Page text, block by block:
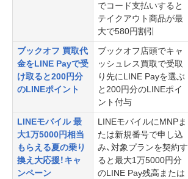
でコード支払いすると
テイクアウト商品が最
大で580円割引
ブックオフ 買取代
金をLINE Payで受
け取ると200円分
のLINEポイント
ブックオフ店頭でキャ
ッシュレス買取で受取
り先にLINE Payを選ぶ
と200円分のLINEポイ
ント付与
LINEモバイル 最
大1万5000円相当
もらえる夏の乗り
換え大応援！キャ
ンペーン
LINEモバイルにMNPま
たは新規番号で申し込
み、対象プランを契約す
ると最大1万5000円分
のLINE Pay残高または